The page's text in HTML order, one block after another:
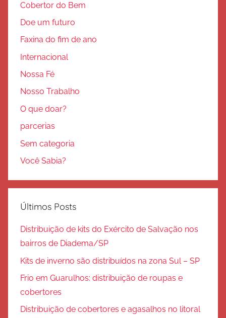
Cobertor do Bem
Doe um futuro
Faxina do fim de ano
Internacional
Nossa Fé
Nosso Trabalho
O que doar?
parcerias
Sem categoria
Você Sabia?
Últimos Posts
Distribuição de kits do Exército de Salvação nos
bairros de Diadema/SP
Kits de inverno são distribuídos na zona Sul – SP
Frio em Guarulhos: distribuição de roupas e
cobertores
Distribuição de cobertores e agasalhos no litoral